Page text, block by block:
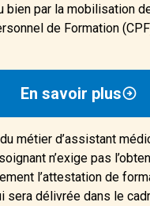
bien par la mobilisation
de Formation
En savoir plus
métier d’assistant
n’exige pas
l’attestation de
sera délivrée dans le